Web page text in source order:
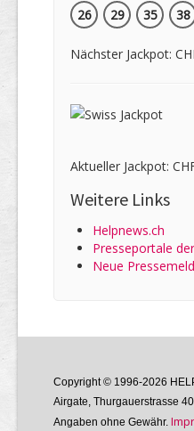
26 29 35 38
Nächster Jackpot:
Aktueller Jackpot:
Weitere Links
Helpnews.ch
Presseportale
Neue
Copyright © 1996-2026
Airgate, Thurgauer­strasse
Angaben ohne Gewähr.